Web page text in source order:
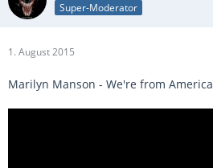
Super-Moderator
1. August 2015
Marilyn Manson - We're from America